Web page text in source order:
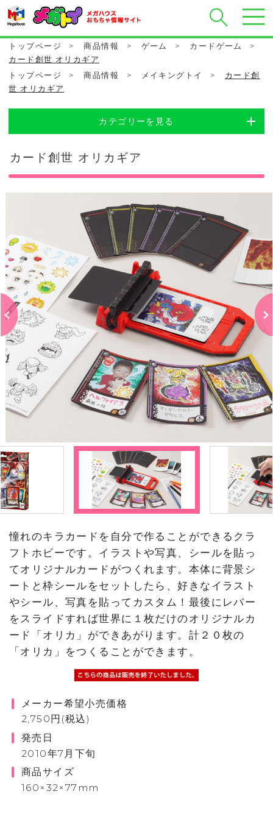
トップページ > 商品情報 > ゲーム > カードゲーム
>
カード創世 オリカギア
トップページ
> 商品情報 > メイキングトイ >
カード創
世 オリカギア
カテゴリーを見る
カード創世 オリカギア
憧れのキラカードを自分で作ることができるクラ
フトホビーです。イラストや写真、シールを貼っ
てオリジナルカードがつくれます。本体に背景シ
ートと枠シールをセットしたら、好きなイラスト
やシール、写真を貼ってカスタム！最後にレバー
をスライドすれば世界に１枚だけのオリジナルカ
ード「オリカ」ができあがります。計２０枚の
「オリカ」をつくることができます。
メーカー希望小売価格
2,750円(税込)
発売日
2010年7月下旬
商品サイズ
160×32×77mm